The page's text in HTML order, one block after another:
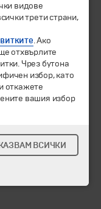
видове
трети страни,
. Ако
отхвърлите
Чрез бутона
избор, като
откажете
вашия избор
ВСИЧКИ